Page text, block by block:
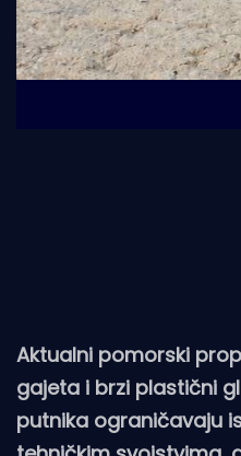
Aktualni pomorski
gajeta i brzi plastični
putnika ograničavaju